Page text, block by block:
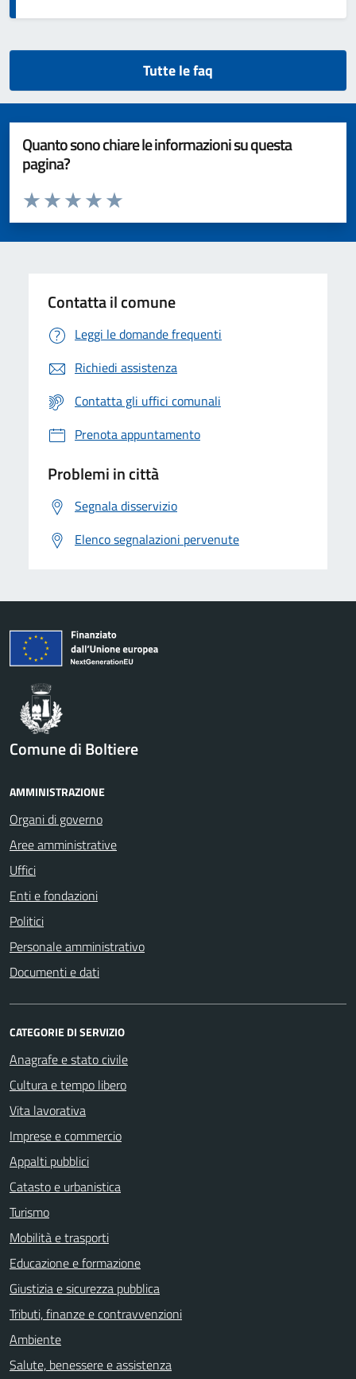
Tutte le faq
Quanto sono chiare le informazioni su questa
pagina?
Valuta da 1 a 5 stelle la pagina
Valuta 5 stelle su 5
Valuta 4 stelle su 5
Valuta 3 stelle su 5
Valuta 2 stelle su 5
Valuta 1 stelle su 5
Contatta il comune
Leggi le domande frequenti
Richiedi assistenza
Contatta gli uffici comunali
Prenota appuntamento
Problemi in città
Segnala disservizio
Elenco segnalazioni pervenute
Comune di Boltiere
AMMINISTRAZIONE
Organi di governo
Aree amministrative
Uffici
Enti e fondazioni
Politici
Personale amministrativo
Documenti e dati
CATEGORIE DI SERVIZIO
Anagrafe e stato civile
Cultura e tempo libero
Vita lavorativa
Imprese e commercio
Appalti pubblici
Catasto e urbanistica
Turismo
Mobilità e trasporti
Educazione e formazione
Giustizia e sicurezza pubblica
Tributi, finanze e contravvenzioni
Ambiente
Salute, benessere e assistenza